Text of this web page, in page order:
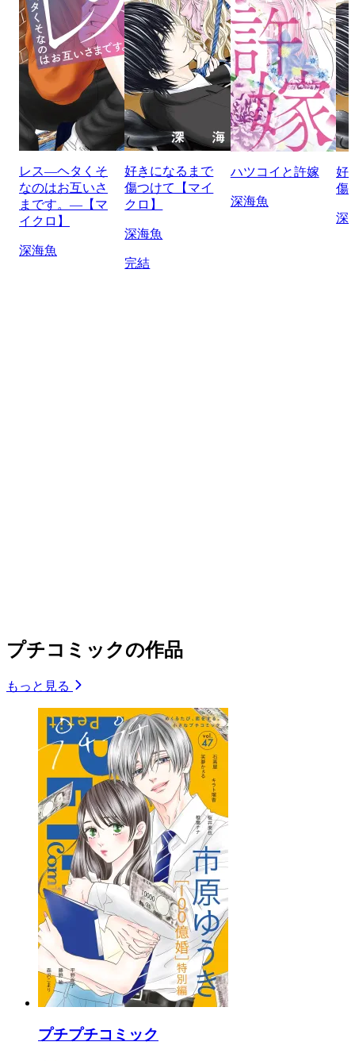
レス―ヘタくそ
なのはお互いさ
まです。―【マ
イクロ】
深海魚
好きになるまで
傷つけて【マイ
クロ】
深海魚
完結
ハツコイと許嫁
深海魚
好
傷
深
プチコミックの作品
もっと見る
プチプチコミック